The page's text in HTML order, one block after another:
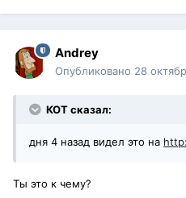
Andrey
Опубликовано 28
КОТ сказал:
дня 4 назад видел это на
Ты это к чему?